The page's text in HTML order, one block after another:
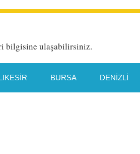
bilgisine ulaşabilirsiniz.
BURSA DENIZLI